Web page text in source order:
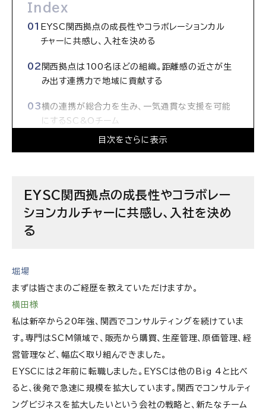
Index
目次をさらに表示
EYSC関西拠点の成長性やコラボレーションカル
チャーに共感し、入社を決める
関西拠点は100名ほどの組織。距離感の近さが生
み出す連携力で地域に貢献する
横の連携が総合力を生み、一気通貫な支援を可能
にするSC&Oチーム
東京メンバーとも連携し、支援の幅を広げるファイ
ど、組み合わせによる価値の創造が求められている
EYSC関西拠点の成長性やコラボレー
ションカルチャーに共感し、入社を決め
る
堀場
まずは皆さまのご経歴を教えていただけますか。
横田様
私は新卒から20年強、関西でコンサルティングを続けていま
す。専門はSCM領域で、販売から購買、生産管理、原価管理、経
営管理など、幅広く取り組んできました。
EYSCには2年前に転職しました。EYSCは他のBig 4と比べ
ると、後発で急速に規模を拡大しています。関西でコンサルティ
ングビジネスを拡大したいという会社の戦略と、新たなチーム